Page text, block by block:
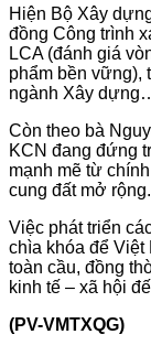
Hiện Bộ Xây
đồng Công trình
LCA (đánh giá
phẩm bền vững),
ngành Xây
Còn theo bà
KCN đang đứng
mạnh mẽ từ
cung đất mở rộng.
Việc phát triển
chìa khóa để Việt
toàn cầu, đồng
kinh tế – xã hội
(PV-VMTXQG)